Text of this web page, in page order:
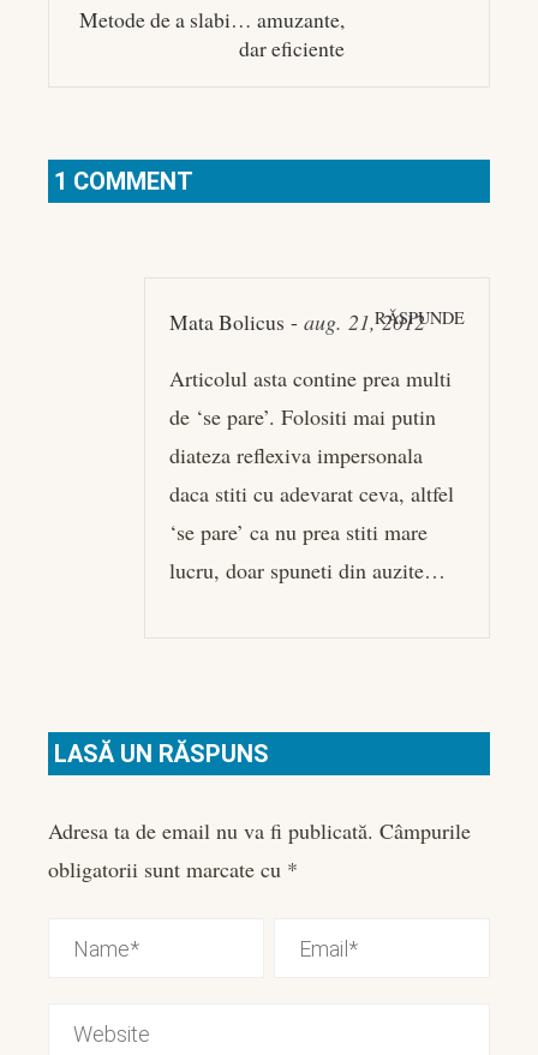
Metode de a slabi… amuzante,
dar eficiente
1 COMMENT
Mata Bolicus - aug. 21, 2012
RĂSPUNDE
Articolul asta contine prea multi
de ‘se pare’. Folositi mai putin
diateza reflexiva impersonala
daca stiti cu adevarat ceva, altfel
‘se pare’ ca nu prea stiti mare
lucru, doar spuneti din auzite…
LASĂ UN RĂSPUNS
Adresa ta de email nu va fi publicată. Câmpurile
obligatorii sunt marcate cu *